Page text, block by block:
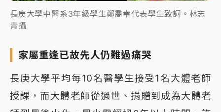
長庚大學中醫系3年級學生鄭喬聿代表學生致詞。林志
青攝
家屬重逢已故先人仍難過痛哭
長庚大學平均每10名醫學生接受1名大體老師
授課，而大體老師從過世、捐贈到成為大體老